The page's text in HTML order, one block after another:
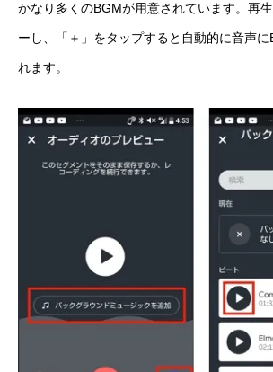
かなり多くのBGMが用意されています。再
ーし、「＋」をタップすると自動的に音声に
れます。